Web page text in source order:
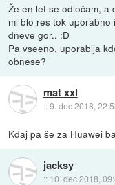
Že en let se odločam, a
mi blo res tok
dneve gor.. :D
Pa vseeno, uporablja
obnese?
mat xxl
::9. dec 2018,
Kdaj pa še za Huawei
jacksy
:: 10. dec 2018,